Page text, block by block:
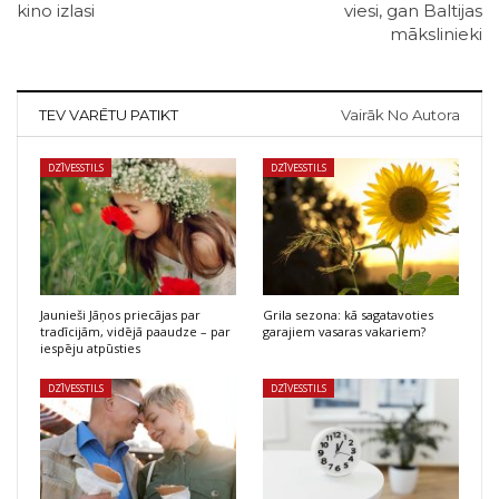
kino izlasi
viesi, gan Baltijas
mākslinieki
TEV VARĒTU PATIKT Vairāk No Autora
DZĪVESSTILS
Jaunieši Jāņos priecājas par
tradīcijām, vidējā paaudze – par
iespēju atpūsties
DZĪVESSTILS
Grila sezona: kā sagatavoties
garajiem vasaras vakariem?
DZĪVESSTILS DZĪVESSTILS